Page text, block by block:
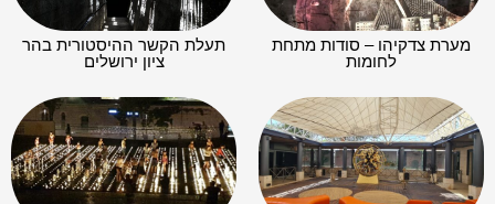
מערת צדקיהו – סודות מתחת
לחומות
תעלת הקשר ההיסטורית בהר
ציון ירושלים